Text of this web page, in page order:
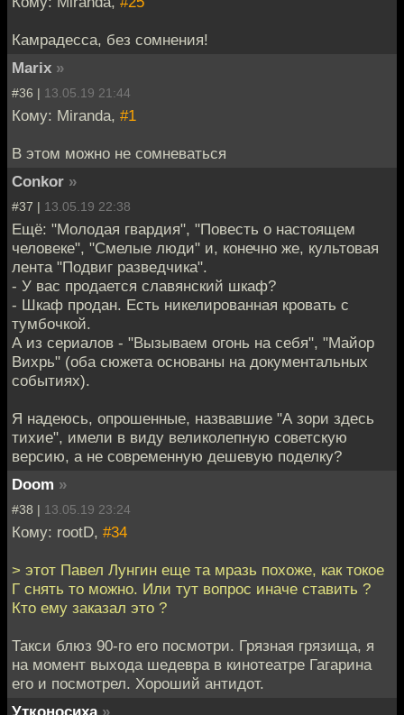
Камрадесса, без сомнения!
Marix »
#36 | 13.05.19 21:44
Кому: Miranda, #1
В этом можно не сомневаться
Conkor »
#37 | 13.05.19 22:38
Ещё: "Молодая гвардия", "Повесть о настоящем
человеке", "Смелые люди" и, конечно же, культовая
лента "Подвиг разведчика".
- У вас продается славянский шкаф?
- Шкаф продан. Есть никелированная кровать с
тумбочкой.
А из сериалов - "Вызываем огонь на себя", "Майор
Вихрь" (оба сюжета основаны на документальных
событиях).
Я надеюсь, опрошенные, назвавшие "А зори здесь
тихие", имели в виду великолепную советскую
версию, а не современную дешевую поделку?
Doom »
#38 | 13.05.19 23:24
Кому: rootD, #34
> этот Павел Лунгин еще та мразь похоже, как токое
Г снять то можно. Или тут вопрос иначе ставить ?
Кто ему заказал это ?
Такси блюз 90-го его посмотри. Грязная грязища, я
на момент выхода шедевра в кинотеатре Гагарина
его и посмотрел. Хороший антидот.